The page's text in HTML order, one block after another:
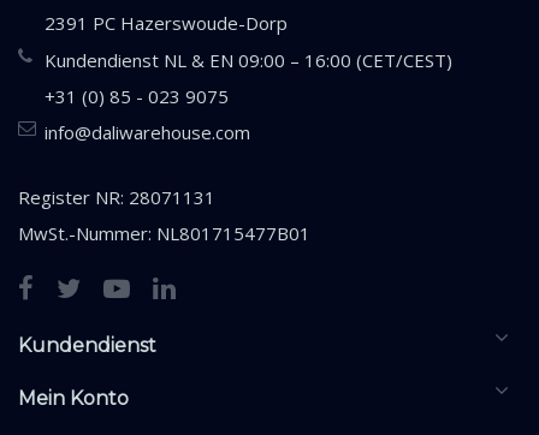
2391 PC Hazerswoude-Dorp
Kundendienst NL & EN 09:00 – 16:00 (CET/CEST)
+31 (0) 85 - 023 9075
info@daliwarehouse.com
Register NR: 28071131
MwSt.-Nummer: NL801715477B01
Kundendienst
Mein Konto